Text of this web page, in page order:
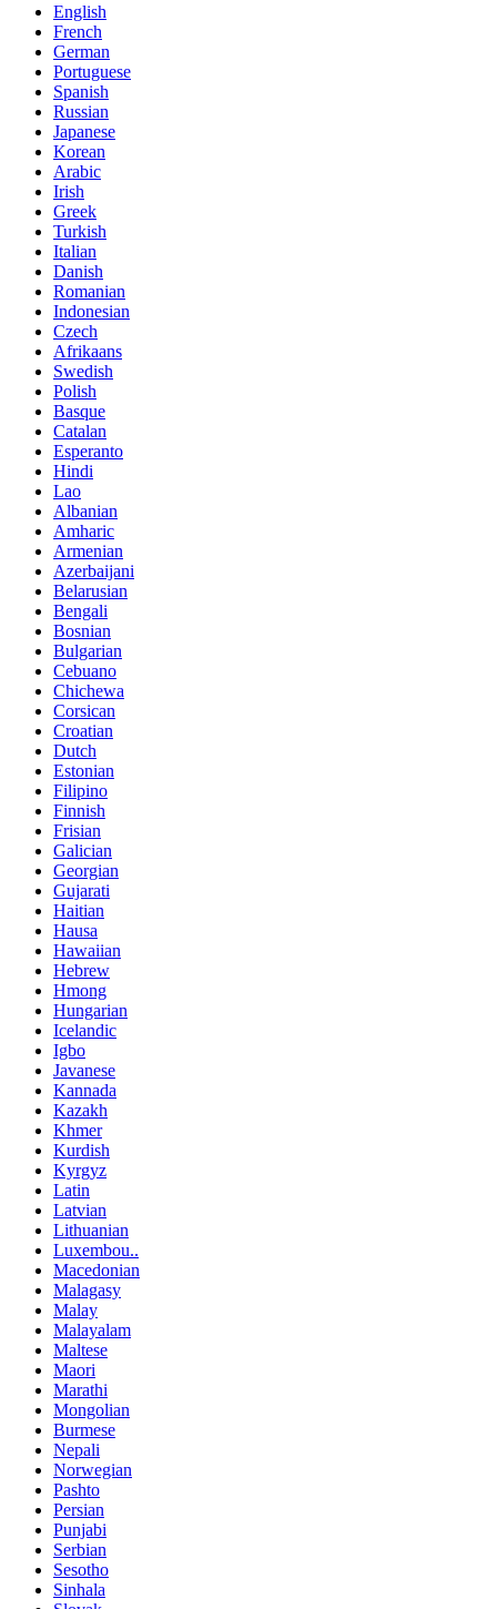
English
French
German
Portuguese
Spanish
Russian
Japanese
Korean
Arabic
Irish
Greek
Turkish
Italian
Danish
Romanian
Indonesian
Czech
Afrikaans
Swedish
Polish
Basque
Catalan
Esperanto
Hindi
Lao
Albanian
Amharic
Armenian
Azerbaijani
Belarusian
Bengali
Bosnian
Bulgarian
Cebuano
Chichewa
Corsican
Croatian
Dutch
Estonian
Filipino
Finnish
Frisian
Galician
Georgian
Gujarati
Haitian
Hausa
Hawaiian
Hebrew
Hmong
Hungarian
Icelandic
Igbo
Javanese
Kannada
Kazakh
Khmer
Kurdish
Kyrgyz
Latin
Latvian
Lithuanian
Luxembou..
Macedonian
Malagasy
Malay
Malayalam
Maltese
Maori
Marathi
Mongolian
Burmese
Nepali
Norwegian
Pashto
Persian
Punjabi
Serbian
Sesotho
Sinhala